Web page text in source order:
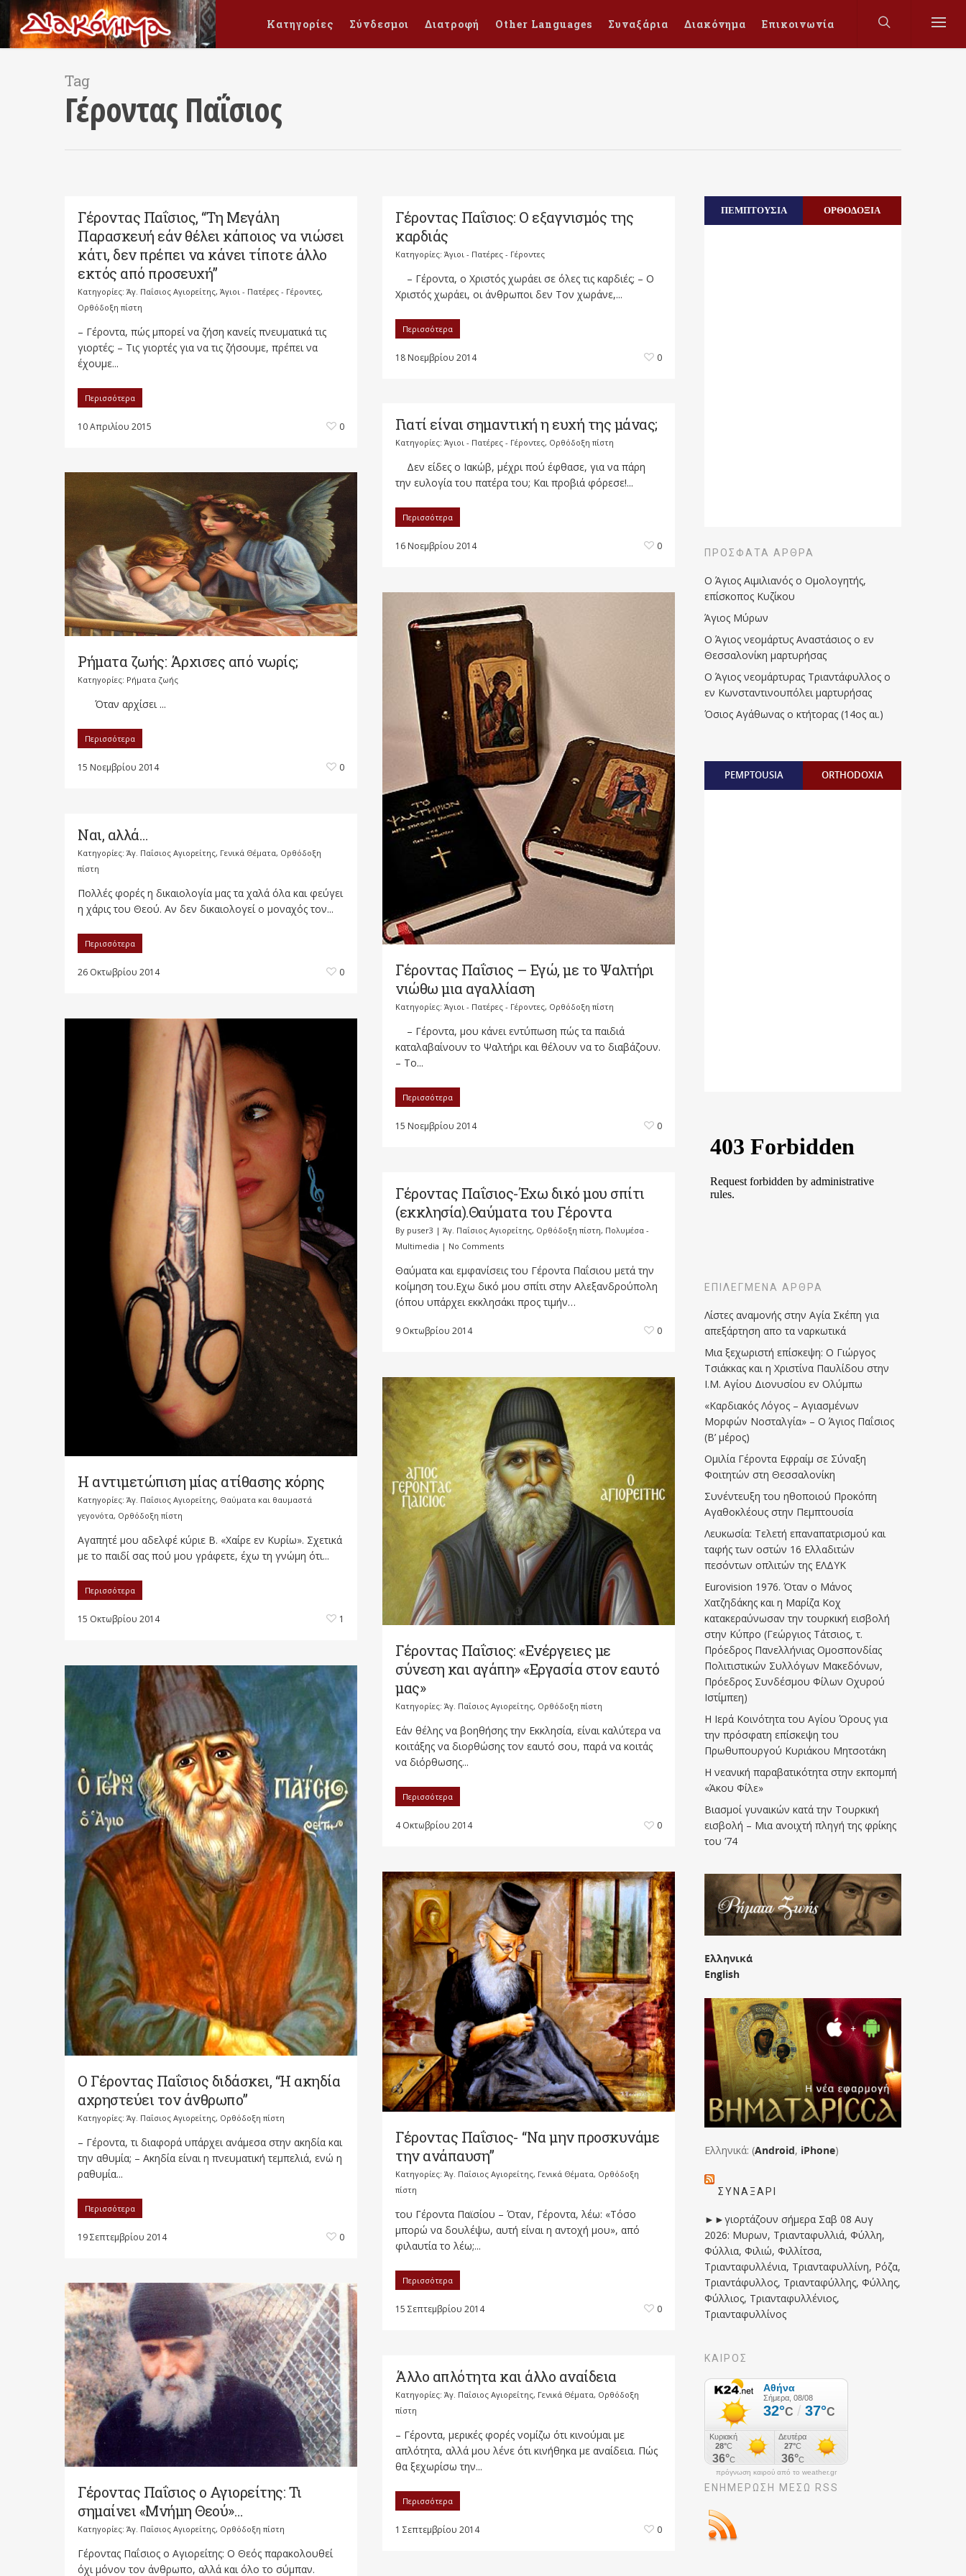
Κατηγορίες Σύνδεσμοι Διατροφή Other Languages Συναξάρια Διακόνημα Επικοινωνία
Tag
Γέροντας Παΐσιος
Γέροντας Παΐσιος, “Τη Μεγάλη
Παρασκευή εάν θέλει κάποιος να νιώσει
κάτι, δεν πρέπει να κάνει τίποτε άλλο
εκτός από προσευχή”
Κατηγορίες: Άγ. Παΐσιος Αγιορείτης, Άγιοι - Πατέρες - Γέροντες,
Ορθόδοξη πίστη
– Γέροντα, πώς μπορεί να ζήση κανείς πνευματικά τις
γιορτές; – Τις γιορτές για να τις ζήσουμε, πρέπει να
έχουμε...
Περισσότερα
10 Απριλίου 2015 0
Γέροντας Παΐσιος: Ο εξαγνισμός της
καρδιάς
Κατηγορίες: Άγιοι - Πατέρες - Γέροντες
– Γέροντα, ο Χριστός χωράει σε όλες τις καρδιές; – O
Χριστός χωράει, οι άνθρωποι δεν Τον χωράνε,...
Περισσότερα
18 Νοεμβρίου 2014 0
Γιατί είναι σημαντική η ευχή της μάνας;
Κατηγορίες: Άγιοι - Πατέρες - Γέροντες, Ορθόδοξη πίστη
Δεν είδες ο Ιακώβ, μέχρι πού έφθασε, για να πάρη
την ευλογία του πατέρα του; Και προβιά φόρεσε!...
Περισσότερα
16 Νοεμβρίου 2014 0
Ρήματα ζωής: Άρχισες από νωρίς;
Κατηγορίες: Ρήματα ζωής
Όταν αρχίσει ...
Περισσότερα
15 Νοεμβρίου 2014 0
Γέροντας Παΐσιος – Εγώ, με το Ψαλτήρι
νιώθω μια αγαλλίαση
Κατηγορίες: Άγιοι - Πατέρες - Γέροντες, Ορθόδοξη πίστη
– Γέροντα, μου κάνει εντύπωση πώς τα παιδιά
καταλαβαίνουν το Ψαλτήρι και θέλουν να το διαβάζουν.
– Το...
Περισσότερα
15 Νοεμβρίου 2014 0
Ναι, αλλά…
Κατηγορίες: Άγ. Παΐσιος Αγιορείτης, Γενικά Θέματα, Ορθόδοξη
πίστη
Πολλές φορές η δικαιολογία μας τα χαλά όλα και φεύγει
η χάρις του Θεού. Αν δεν δικαιολογεί ο μοναχός τον...
Περισσότερα
26 Οκτωβρίου 2014 0
Η αντιμετώπιση μίας ατίθασης κόρης
Κατηγορίες: Άγ. Παΐσιος Αγιορείτης, Θαύματα και θαυμαστά
γεγονότα, Ορθόδοξη πίστη
Αγαπητέ μου αδελφέ κύριε Β. «Χαίρε εν Κυρίω». Σχετικά
με το παιδί σας πού μου γράφετε, έχω τη γνώμη ότι...
Περισσότερα
15 Οκτωβρίου 2014 1
Γέροντας Παΐσιος-Έχω δικό μου σπίτι
(εκκλησία).Θαύματα του Γέροντα
By puser3 | Άγ. Παΐσιος Αγιορείτης, Ορθόδοξη πίστη, Πολυμέσα -
Multimedia | No Comments
Θαύματα και εμφανίσεις του Γέροντα Παΐσιου μετά την
κοίμηση του.Εχω δικό μου σπίτι στην Αλεξανδρούπολη
(όπου υπάρχει εκκλησάκι προς τιμήν…
9 Οκτωβρίου 2014 0
Γέροντας Παΐσιος: «Ενέργειες με
σύνεση και αγάπη» «Εργασία στον εαυτό
µας»
Κατηγορίες: Άγ. Παΐσιος Αγιορείτης, Ορθόδοξη πίστη
Εάν θέλης να βοηθήσης την Εκκλησία, είναι καλύτερα να
κοιτάξης να διορθώσης τον εαυτό σου, παρά να κοιτάς
να διόρθωσης...
Περισσότερα
4 Οκτωβρίου 2014 0
Ο Γέροντας Παΐσιος διδάσκει, “Η ακηδία
αχρηστεύει τον άνθρωπο”
Κατηγορίες: Άγ. Παΐσιος Αγιορείτης, Ορθόδοξη πίστη
– Γέροντα, τι διαφορά υπάρχει ανάμεσα στην ακηδία και
την αθυμία; – Ακηδία είναι η πνευματική τεμπελιά, ενώ η
ραθυμία...
Περισσότερα
19 Σεπτεμβρίου 2014 0
Γέροντας Παΐσιος- “Να μην προσκυνάμε
την ανάπαυση”
Κατηγορίες: Άγ. Παΐσιος Αγιορείτης, Γενικά Θέματα, Ορθόδοξη
πίστη
του Γέροντα Παϊσίου – Όταν, Γέροντα, λέω: «Τόσο
μπορώ να δουλέψω, αυτή είναι η αντοχή μου», από
φιλαυτία το λέω;...
Περισσότερα
15 Σεπτεμβρίου 2014 0
Γέροντας Παΐσιος ο Αγιορείτης: Τι
σημαίνει «Μνήμη Θεού»…
Κατηγορίες: Άγ. Παΐσιος Αγιορείτης, Ορθόδοξη πίστη
Γέροντας Παΐσιος ο Αγιορείτης: Ο Θεός παρακολουθεί
όχι μόνον τον άνθρωπο, αλλά και όλο το σύμπαν.
Άλλο απλότητα και άλλο αναίδεια
Κατηγορίες: Άγ. Παΐσιος Αγιορείτης, Γενικά Θέματα, Ορθόδοξη
πίστη
– Γέροντα, μερικές φορές νομίζω ότι κινούμαι με
απλότητα, αλλά μου λένε ότι κινήθηκα με αναίδεια. Πώς
θα ξεχωρίσω την...
Περισσότερα
1 Σεπτεμβρίου 2014 0
ΠΕΜΠΤΟΥΣΙΑ ΟΡΘΟΔΟΞΙΑ
ΠΡΌΣΦΑΤΑ ΆΡΘΡΑ
Ο Άγιος Αιμιλιανός ο Ομολογητής,
επίσκοπος Κυζίκου
Άγιος Μύρων
Ο Άγιος νεομάρτυς Αναστάσιος ο εν
Θεσσαλονίκη μαρτυρήσας
Ο Άγιος νεομάρτυρας Τριαντάφυλλος ο
εν Κωνσταντινουπόλει μαρτυρήσας
Όσιος Αγάθωνας ο κτήτορας (14ος αι.)
PEMPTOUSIA ORTHODOXIA
ΕΠΙΛΕΓΜΈΝΑ ΆΡΘΡΑ
Λίστες αναμονής στην Αγία Σκέπη για
απεξάρτηση απο τα ναρκωτικά
Μια ξεχωριστή επίσκεψη: Ο Γιώργος
Τσιάκκας και η Χριστίνα Παυλίδου στην
Ι.Μ. Αγίου Διονυσίου εν Ολύμπω
«Καρδιακός Λόγος – Αγιασμένων
Μορφών Νοσταλγία» – Ο Άγιος Παΐσιος
(Β’ μέρος)
Ομιλία Γέροντα Εφραίμ σε Σύναξη
Φοιτητών στη Θεσσαλονίκη
Συνέντευξη του ηθοποιού Προκόπη
Αγαθοκλέους στην Πεμπτουσία
Λευκωσία: Τελετή επαναπατρισμού και
ταφής των οστών 16 Ελλαδιτών
πεσόντων οπλιτών της ΕΛΔΥΚ
Eurovision 1976. Όταν ο Μάνος
Χατζηδάκης και η Μαρίζα Κοχ
κατακεραύνωσαν την τουρκική εισβολή
στην Κύπρο (Γεώργιος Τάτσιος, τ.
Πρόεδρος Πανελλήνιας Ομοσπονδίας
Πολιτιστικών Συλλόγων Μακεδόνων,
Πρόεδρος Συνδέσμου Φίλων Οχυρού
Ιστίμπεη)
Η Ιερά Κοινότητα του Αγίου Όρους για
την πρόσφατη επίσκεψη του
Πρωθυπουργού Κυριάκου Μητσοτάκη
Η νεανική παραβατικότητα στην εκπομπή
«Άκου Φίλε»
Βιασμοί γυναικών κατά την Τουρκική
εισβολή – Μια ανοιχτή πληγή της φρίκης
του ’74
Ελληνικά
English
Ελληνικά: (Android, iPhone)
ΣΥΝΑΞΆΡΙ
►►γιορτάζουν σήμερα Σαβ 08 Αυγ
2026: Μυρων, Τριανταφυλλιά, Φύλλη,
Φύλλια, Φιλιώ, Φιλλίτσα,
Τριανταφυλλένια, Τριανταφυλλίνη, Ρόζα,
Τριαντάφυλλος, Τριανταφύλλης, Φύλλης,
Φύλλιος, Τριανταφυλλένιος,
Τριανταφυλλίνος
ΚΑΙΡΟΣ
πρόγνωση καιρού από το weather.gr
ΕΝΗΜΈΡΩΣΉ ΜΕΣΩ RSS